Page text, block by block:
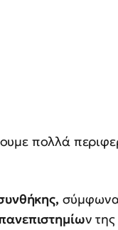
πολλά
σύμφωνα
ν